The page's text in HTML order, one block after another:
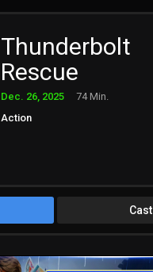
Thunderbolt
Rescue
Dec. 26, 2025
74 Min.
Action
Cast